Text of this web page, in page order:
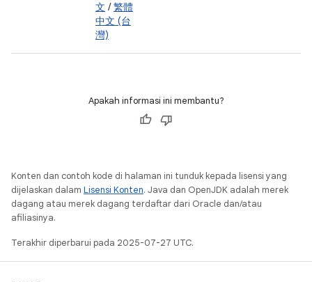
文 /繁體
中文 (台
灣)
Apakah informasi ini membantu?
Konten dan contoh kode di halaman ini tunduk kepada lisensi yang
dijelaskan dalam Lisensi Konten. Java dan OpenJDK adalah merek
dagang atau merek dagang terdaftar dari Oracle dan/atau
afiliasinya.
Terakhir diperbarui pada 2025-07-27 UTC.